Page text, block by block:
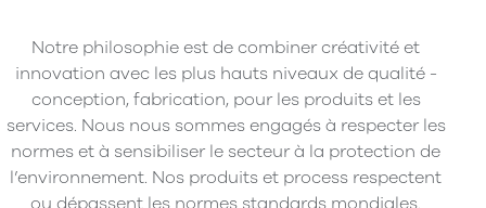
Notre philosophie est de combiner créativité et
innovation avec les plus hauts niveaux de qualité -
conception, fabrication, pour les produits et les
services. Nous nous sommes engagés à respecter les
normes et à sensibiliser le secteur à la protection de
l’environnement. Nos produits et process respectent
ou dépassent les normes standards mondiales.